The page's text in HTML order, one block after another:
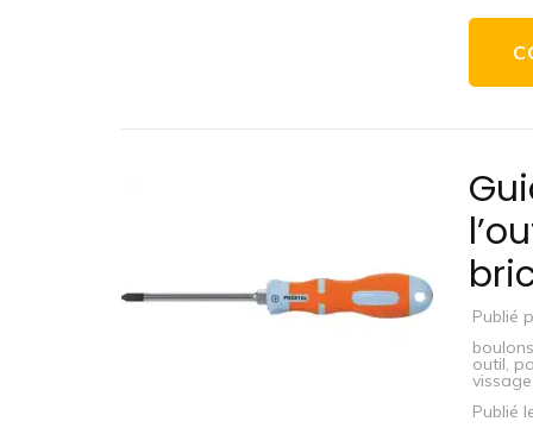
Publié
boulons
outil,
vissage
Publié